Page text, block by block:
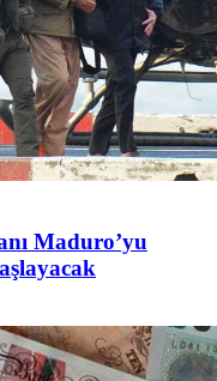
Maduro’yu